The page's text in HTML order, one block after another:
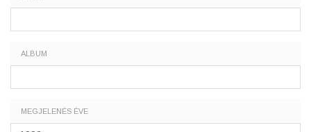
ALBUM
MEGJELENÉS ÉVE